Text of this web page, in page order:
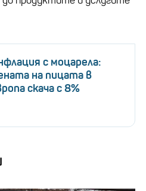
с моцарела:
на пицата в
скача с 8%